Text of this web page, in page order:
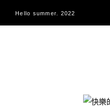
Hello summer. 2022